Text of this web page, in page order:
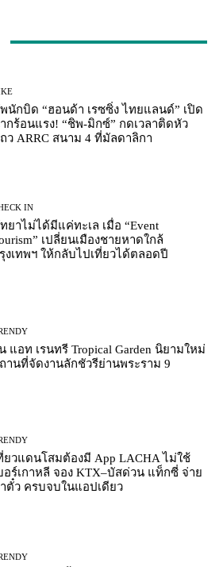
นักบิด “ฮอนด้า เรซซิ่ง ไทยแลนด์” เปิด
กร้อนแรง! “ชิพ-มิกซ์” กดเวลาติดหัว
ว ARRC สนาม 4 ที่มัลดาลิกา
IN
ยาไม่ได้มีแค่ทะเล เมื่อ “Event
เปลี่ยนเมืองชายหาดใกล้
งเทพฯ ให้กลับไปเที่ยวได้ตลอดปี
แอท เรนทรี Tropical Garden นิยามใหม่
านที่จัดงานลักชัวรีย่านพระราม 9
ยวแดนโสมต้องมี App LACHA ไม่ใช้
อร์เกาหลี จอง KTX–บัสด่วน แท็กซี่ จ่าย
ตั๋ว ครบจบในแอปเดียว